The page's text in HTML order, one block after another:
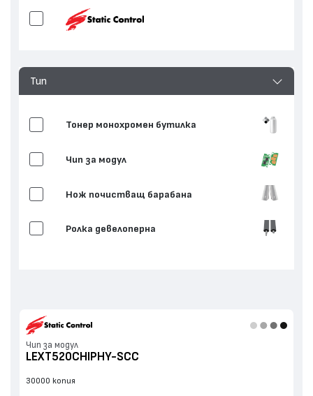
Тип
Тонер монохромен бутилка
Чип за модул
Нож почистващ барабана
Ролка девелоперна
Чип за модул
LEXT520CHIPHY-SCC
30000 копия